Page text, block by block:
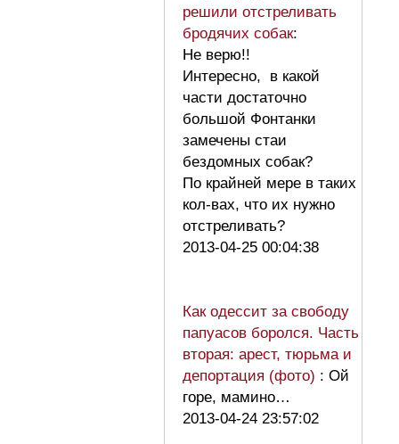
решили отстреливать
бродячих собак:
Не верю!!
Интересно, в какой
части достаточно
большой Фонтанки
замечены стаи
бездомных собак?
По крайней мере в таких
кол-вах, что их нужно
отстреливать?
2013-04-25 00:04:38
Как одессит за свободу
папуасов боролся. Часть
вторая: арест, тюрьма и
депортация (фото) : Ой
горе, мамино…
2013-04-24 23:57:02